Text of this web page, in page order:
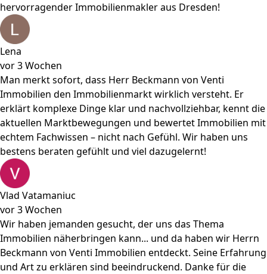
hervorragender Immobilienmakler aus Dresden!
Lena
vor 3 Wochen
Man merkt sofort, dass Herr Beckmann von Venti
Immobilien den Immobilienmarkt wirklich versteht. Er
erklärt komplexe Dinge klar und nachvollziehbar, kennt die
aktuellen Marktbewegungen und bewertet Immobilien mit
echtem Fachwissen – nicht nach Gefühl. Wir haben uns
bestens beraten gefühlt und viel dazugelernt!
Vlad Vatamaniuc
vor 3 Wochen
Wir haben jemanden gesucht, der uns das Thema
Immobilien näherbringen kann... und da haben wir Herrn
Beckmann von Venti Immobilien entdeckt. Seine Erfahrung
und Art zu erklären sind beeindruckend. Danke für die